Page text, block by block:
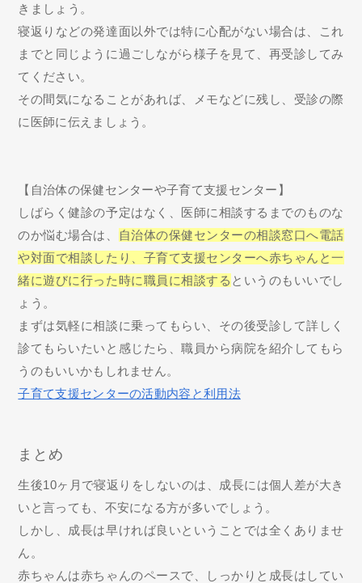
きましょう。
寝返りなどの発達面以外では特に心配がない場合は、これ
までと同じように過ごしながら様子を見て、再受診してみ
てください。
その間気になることがあれば、メモなどに残し、受診の際
に医師に伝えましょう。
【自治体の保健センターや子育て支援センター】
しばらく健診の予定はなく、医師に相談するまでのものな
のか悩む場合は、
自治体の保健センターの相談窓口へ電話
や対面で相談したり、子育て支援センターへ赤ちゃんと一
緒に遊びに行った時に職員に相談する というのもいいでし
ょう。
まずは気軽に相談に乗ってもらい、その後受診して詳しく
診てもらいたいと感じたら、職員から病院を紹介してもら
うのもいいかもしれません。
子育て支援センターの活動内容と利用法
まとめ
生後10ヶ月で寝返りをしないのは、成長には個人差が大き
いと言っても、不安になる方が多いでしょう。
しかし、成長は早ければ良いということでは全くありませ
ん。
赤ちゃんは赤ちゃんのペースで、しっかりと成長はしてい